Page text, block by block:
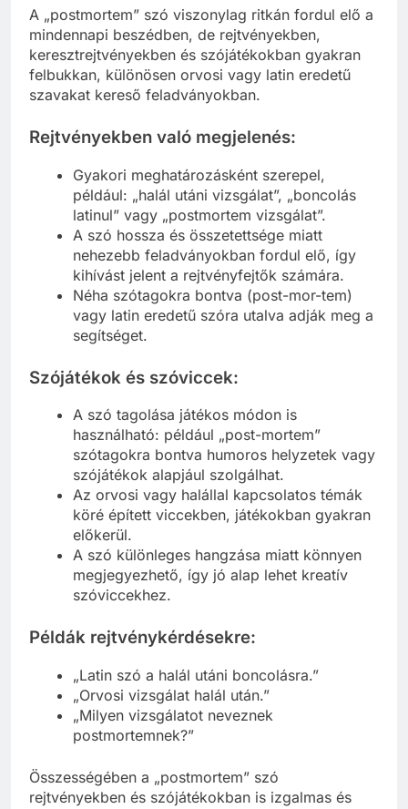
A „postmortem” szó viszonylag ritkán fordul elő a
mindennapi beszédben, de rejtvényekben,
keresztrejtvényekben és szójátékokban gyakran
felbukkan, különösen orvosi vagy latin eredetű
szavakat kereső feladványokban.
Rejtvényekben való megjelenés:
Gyakori meghatározásként szerepel,
például: „halál utáni vizsgálat”, „boncolás
latinul” vagy „postmortem vizsgálat”.
A szó hossza és összetettsége miatt
nehezebb feladványokban fordul elő, így
kihívást jelent a rejtvényfejtők számára.
Néha szótagokra bontva (post-mor-tem)
vagy latin eredetű szóra utalva adják meg a
segítséget.
Szójátékok és szóviccek:
A szó tagolása játékos módon is
használható: például „post-mortem”
szótagokra bontva humoros helyzetek vagy
szójátékok alapjául szolgálhat.
Az orvosi vagy halállal kapcsolatos témák
köré épített viccekben, játékokban gyakran
előkerül.
A szó különleges hangzása miatt könnyen
megjegyezhető, így jó alap lehet kreatív
szóviccekhez.
Példák rejtvénykérdésekre:
„Latin szó a halál utáni boncolásra.”
„Orvosi vizsgálat halál után.”
„Milyen vizsgálatot neveznek
postmortemnek?”
Összességében a „postmortem” szó
rejtvényekben és szójátékokban is izgalmas és